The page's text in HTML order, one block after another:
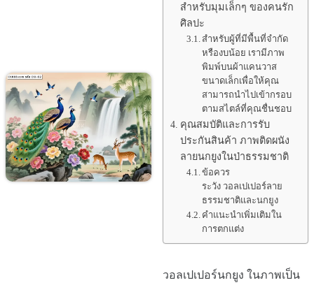
สำหรับมุมเล็กๆ ของคนรัก
ศิลปะ
สำหรับผู้ที่มีพื้นที่จำกัด
หรืองบน้อย เรามีภาพ
พิมพ์บนผ้าแคนวาส
ขนาดเล็กเพื่อให้คุณ
สามารถนำไปเข้ากรอบ
ตามสไตล์ที่คุณชื่นชอบ
คุณสมบัติและการรับ
ประกันสินค้า ภาพติดผนัง
ลายนกยูงในป่าธรรมชาติ
ข้อควร
ระวัง วอลเปเปอร์ลาย
ธรรมชาติและนกยูง
คำแนะนำเพิ่มเติมใน
การตกแต่ง
วอลเปเปอร์นกยูง ในภาพเป็น